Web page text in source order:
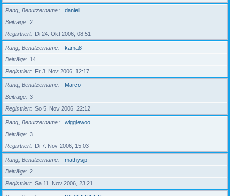
Rang, Benutzername
daniell
Beiträge
2
Registriert
Di 24. Okt 2006, 08:51
Rang, Benutzername
kama8
Beiträge
14
Registriert
Fr 3. Nov 2006, 12:17
Rang, Benutzername
Marco
Beiträge
3
Registriert
So 5. Nov 2006, 22:12
Rang, Benutzername
wigglewoo
Beiträge
3
Registriert
Di 7. Nov 2006, 15:03
Rang, Benutzername
mathysjp
Beiträge
2
Registriert
Sa 11. Nov 2006, 23:21